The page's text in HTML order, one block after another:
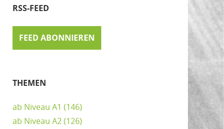
RSS-FEED
FEED ABONNIEREN
THEMEN
ab Niveau A1 (146)
ab Niveau A2(126)